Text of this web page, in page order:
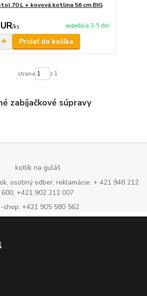
70 L + kovová kotlina 56 cm BIG
/ks expedícia 3-5 dní
Pridať do košíka
strana z 1
zabíjačkové súpravy
kotlík na guláš
osobný odber, reklamácie: + 421 948 212
600, +421 902 212 007
shop: +421 905 580 562